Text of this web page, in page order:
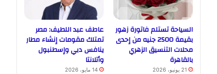
السياحة تستلم فاتورة زهور
بقيمة 2500 جنيه من إحدى
محلات التنسيق الزهري
بالقاهرة
21 يونيو، 2026
عاطف عبد اللطيف: مصر
تمتلك مقومات إنشاء مطار
ينافس دبي وإسطنبول
وأتلانتا
14 مايو، 2026